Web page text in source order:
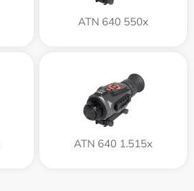
ATN 640 550x
ATN 640 1.515x